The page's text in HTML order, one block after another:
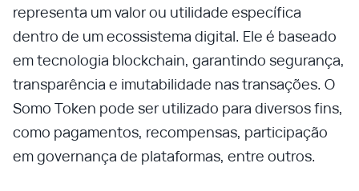
representa um valor ou utilidade específica
dentro de um ecossistema digital. Ele é baseado
em tecnologia blockchain, garantindo segurança,
transparência e imutabilidade nas transações. O
Somo Token pode ser utilizado para diversos fins,
como pagamentos, recompensas, participação
em governança de plataformas, entre outros.